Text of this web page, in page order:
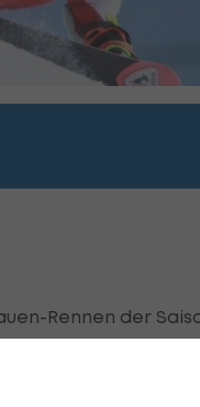
Rennen der
den